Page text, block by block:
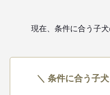
現在、条件に合う子犬
＼ 条件に合う子